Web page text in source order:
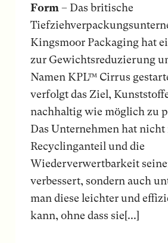
Form – Das britische
Kingsmoor Packaging hat
zur Gewichtsreduzierung
Namen KPL™ Cirrus
verfolgt das Ziel,
nachhaltig wie möglich zu
Das Unternehmen hat nicht
Recyclinganteil und die
Wiederverwertbarkeit
verbessert, sondern auch
man diese leichter und
kann, ohne dass sie[...]